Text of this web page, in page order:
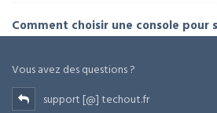
Comment choisir une console pour
Vous avez des questions ?
support [@] techout.fr